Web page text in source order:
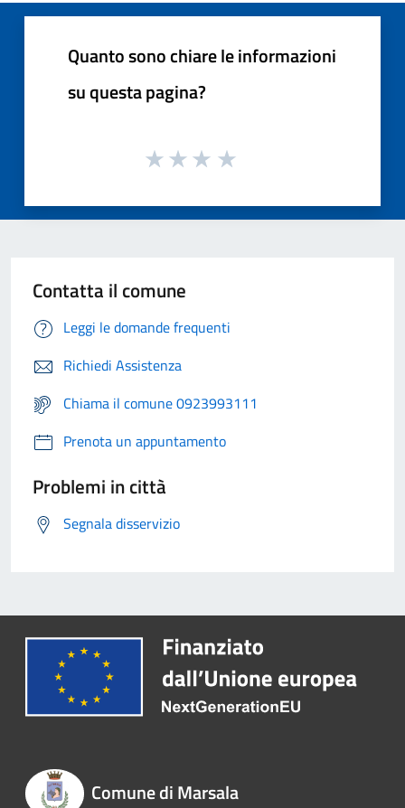
Quanto sono chiare le informazioni
su questa pagina?
Contatta il comune
Leggi le domande frequenti
Richiedi Assistenza
Chiama il comune 0923993111
Prenota un appuntamento
Problemi in città
Segnala disservizio
Comune di Marsala